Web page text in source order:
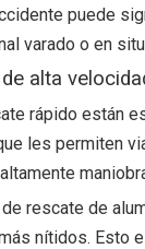
puede
varado o en
alta
rápido están
les permiten
rescate de
nítidos. Esto